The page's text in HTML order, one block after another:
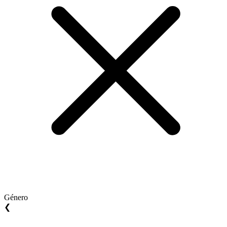
Género
❮